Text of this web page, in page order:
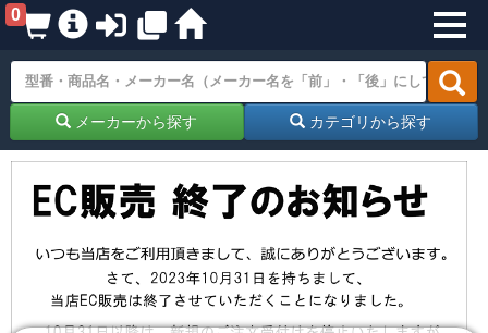
0
メーカーから探す カテゴリから探す